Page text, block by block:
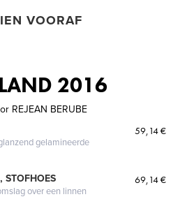
VOORAF
2016
REJEAN BERUBE
gelamineerde
59,14 €
STOFHOES
over een linnen
69,14 €